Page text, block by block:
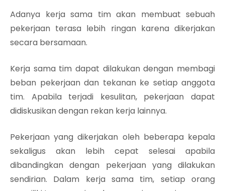
Adanya kerja sama tim akan membuat sebuah
pekerjaan terasa lebih ringan karena dikerjakan
secara bersamaan.
Kerja sama tim dapat dilakukan dengan membagi
beban pekerjaan dan tekanan ke setiap anggota
tim. Apabila terjadi kesulitan, pekerjaan dapat
didiskusikan dengan rekan kerja lainnya.
Pekerjaan yang dikerjakan oleh beberapa kepala
sekaligus akan lebih cepat selesai apabila
dibandingkan dengan pekerjaan yang dilakukan
sendirian. Dalam kerja sama tim, setiap orang